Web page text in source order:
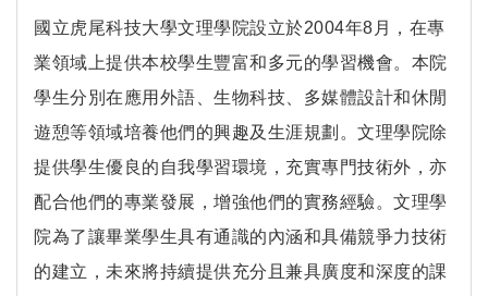
國立虎尾科技大學文理學院設立於2004年8月，在專
業領域上提供本校學生豐富和多元的學習機會。本院
學生分別在應用外語、生物科技、多媒體設計和休閒
遊憩等領域培養他們的興趣及生涯規劃。文理學院除
提供學生優良的自我學習環境，充實專門技術外，亦
配合他們的專業發展，增強他們的實務經驗。文理學
院為了讓畢業學生具有通識的內涵和具備競爭力技術
的建立，未來將持續提供充分且兼具廣度和深度的課